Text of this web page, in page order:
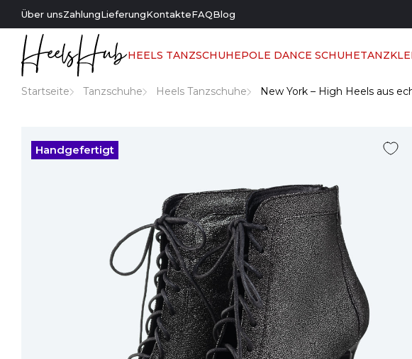
Über unsZahlungLieferungKontakteFAQBlog
HEELS TANZSCHUHEPOLE DANCE SCHUHE
Startseite Tanzschuhe Heels Tanzschuhe New York – High Heels aus
Handgefertigt